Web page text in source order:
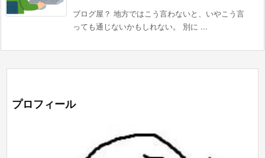
ブログ屋？ 地方ではこう言わないと、いやこう言
っても通じないかもしれない。 別に ...
プロフィール